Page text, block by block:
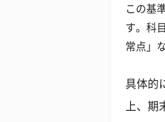
この基
す。科
常点」
具体的
上、